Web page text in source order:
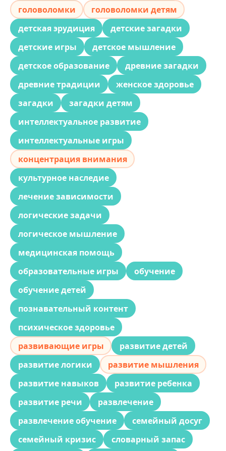
головоломки
головоломки детям
детская эрудиция
детские загадки
детские игры
детское мышление
детское образование
древние загадки
древние традиции
женское здоровье
загадки
загадки детям
интеллектуальное развитие
интеллектуальные игры
концентрация внимания
культурное наследие
лечение зависимости
логические задачи
логическое мышление
медицинская помощь
образовательные игры
обучение
обучение детей
познавательный контент
психическое здоровье
развивающие игры
развитие детей
развитие логики
развитие мышления
развитие навыков
развитие ребенка
развитие речи
развлечение
развлечение обучение
семейный досуг
семейный кризис
словарный запас